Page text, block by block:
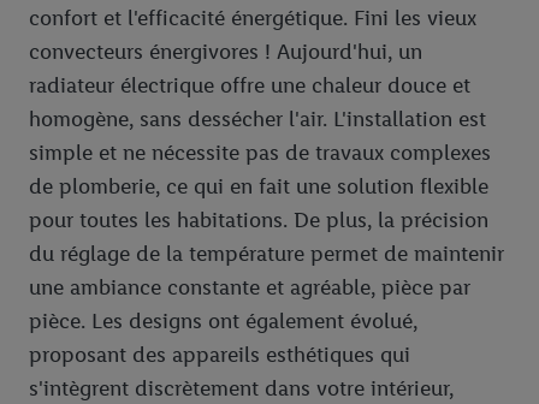
confort et l'efficacité énergétique. Fini les vieux
convecteurs énergivores ! Aujourd'hui, un
radiateur électrique offre une chaleur douce et
homogène, sans dessécher l'air. L'installation est
simple et ne nécessite pas de travaux complexes
de plomberie, ce qui en fait une solution flexible
pour toutes les habitations. De plus, la précision
du réglage de la température permet de maintenir
une ambiance constante et agréable, pièce par
pièce. Les designs ont également évolué,
proposant des appareils esthétiques qui
s'intègrent discrètement dans votre intérieur,